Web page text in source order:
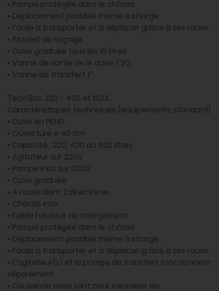
• Pompe protégée dans le châssis
• Déplacement possible même à charge
• Facile à transporter et à déplacer grâce à ses roues
• Pistolet de rinçage
• Cuve graduée tous les 10 litres
• Vanne de sortie de le cuve 1’’1/2
• Vanne de transfert 1’’
Tech'Bac 220 - 420 et 620L
Caractéristiques techniques (équipements standard)
• Cuve en PEHD
• Ouverture ø 40 cm
• Capacité : 220, 420 ou 620 litres
• Agitateur sur 220V
• Pompe inox sur 220V
• Cuve graduée
• 4 roues dont 2 directrices
• Châssis inox
• Faible hauteur de chargement
• Pompe protégée dans le châssis
• Déplacement possible même à charge
• Facile à transporter et à déplacer grâce à ses roues
• L’agitateur(s) et la pompe de transfert fonctionnent
séparément
• Couvercle avec joint pour minimiser les